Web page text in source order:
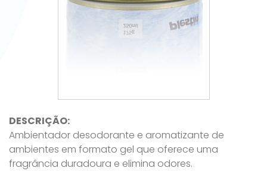
DESCRIÇÃO:
Ambientador desodorante e aromatizante de
ambientes em formato gel que oferece uma
fragrância duradoura e elimina odores.